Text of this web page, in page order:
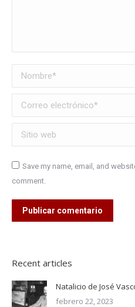
Nombre *
Correo electrónico *
Sitio web
Save my name, email, and
comment.
Publicar comentario
Recent articles
Natalicio de José
febrero 22, 2023